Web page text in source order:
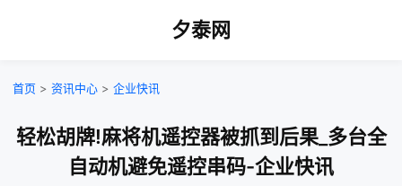
夕泰网
首页 > 资讯中心 > 企业快讯
轻松胡牌!麻将机遥控器被抓到后果_多台全
自动机避免遥控串码-企业快讯